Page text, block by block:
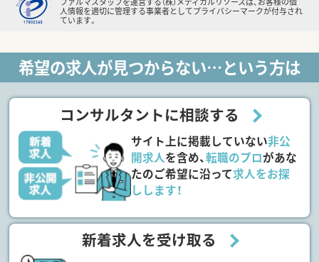
人情報を適切に管理する事業者としてプライバシーマークが付与され
ています。
希望の求人が見つからない…という方は
コンサルタントに相談する
サイト上に掲載していない非公
開求人を含め、転職のプロがあな
たのご希望に沿って求人をお探
しします！
新着求人を受け取る